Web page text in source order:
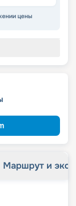
цены
Маршрут и